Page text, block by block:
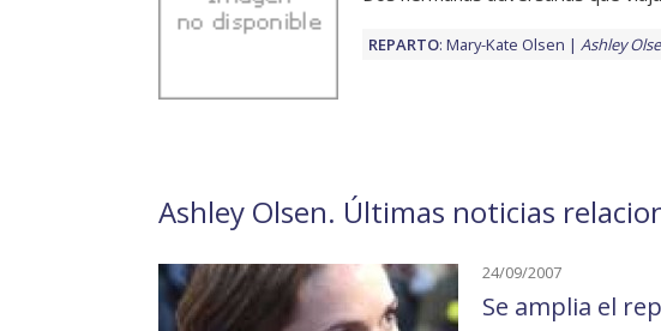
REPARTO: Mary-Kate Olsen Ashley
Ashley Olsen. Últimas noticias
24/09/2007
Se amplia el